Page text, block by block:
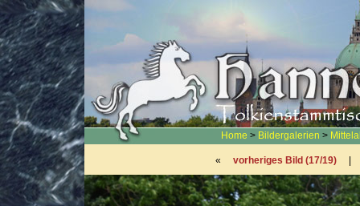
Home > Bildergalerien >
« vorheriges Bild (17/19)